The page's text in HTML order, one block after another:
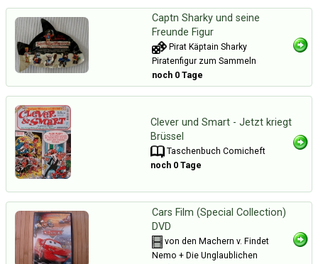
Captn Sharky und seine
Freunde Figur
Pirat Käptain Sharky
Piratenfigur zum Sammeln
noch 0 Tage
Clever und Smart - Jetzt kriegt
Brüssel
Taschenbuch Comicheft
noch 0 Tage
Cars Film (Special Collection)
DVD
von den Machern v. Findet
Nemo + Die Unglaublichen